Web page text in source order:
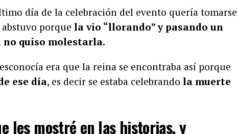
día de la celebración del evento quería tomarse
porque la vio “llorando” y pasando un
quiso molestarla.
era que la reina se encontraba así porque
ese día, es decir se estaba celebrando la muerte
les mostré en las historias, y